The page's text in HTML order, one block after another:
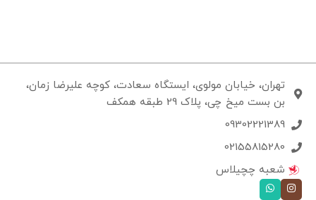
تهران، خیابان مولوی، ایستگاه سعادت، کوچه علیرضا زمان،
بن بست میخ چی، پلاک 29 طبقه همکف
09302221389
02155815280
شعبه چچیلاس